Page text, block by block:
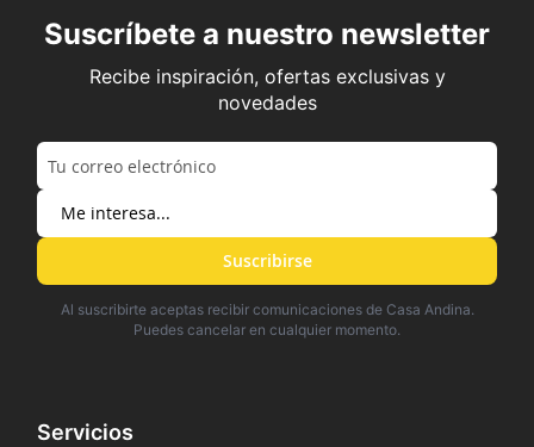
Suscríbete a nuestro newsletter
Recibe inspiración, ofertas exclusivas y
novedades
Suscribirse
Al suscribirte aceptas recibir comunicaciones de Casa Andina.
Puedes cancelar en cualquier momento.
Servicios